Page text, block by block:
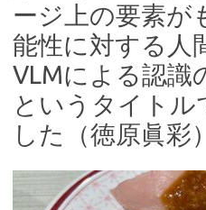
ージ上の要素が
能性に対する人
VLMによる認識
というタイトル
した（徳原眞彩）